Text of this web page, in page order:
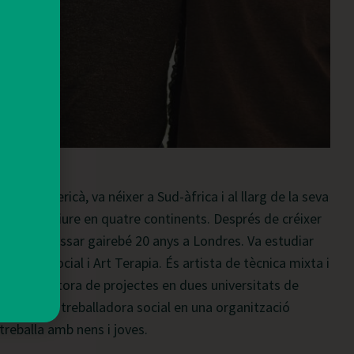
i nord-americà, va néixer a Sud-àfrica i al llarg de la seva
a viure en quatre continents. Després de créixer
va passar gairebé 20 anys a Londres. Va estudiar
social i Art Terapia. És artista de tècnica mixta i
a gestora de projectes en dues universitats de
d’art i treballadora social en una organització
amb nens i joves.